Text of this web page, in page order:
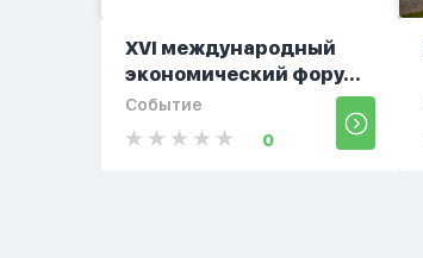
XVI международный
экономический фору...
Событие
0